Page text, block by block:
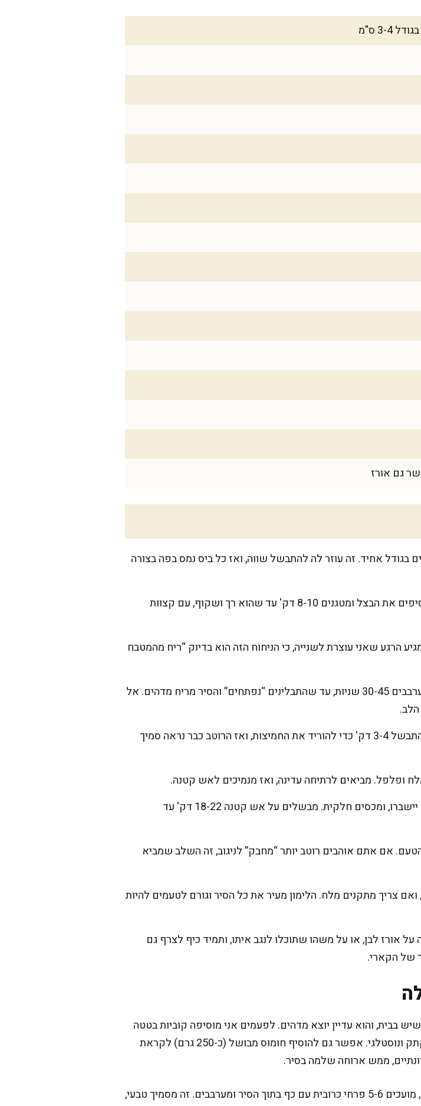
בגודל אחיד. זה עוזר לה להתבשל שווה, ואז כל ביס נמס בפה בצורה
מחממים סיר רחב על אש בינונית ומוסיפים שמן זית. מוסיפים את הבצל ומטגנים 8-10 דק' עד שהוא רך ושקוף, עם קצוות
1 דק' בלבד. כאן תמיד מגיע הרגע שאני עוצרת לשנייה, כי הניחוח הזה הוא בדיוק “ריח מהמטבח
מוסיפים את התבלינים: קארי, כורכום, פפריקה וכמון. מערבבים 30-45 שניות, עד שהתבלינים “נפתחים” והסיר מריח מדהים. אל
מוסיפים עגבניות מרוסקות ומערבבים טוב. נותנים לזה להתבשל 3-4 דק' כדי להוריד את החמיצות, ואז הרוטב כבר נראה סמיך
ופלפל. מביאים לרתיחה עדינה, ואז מנמיכים לאש קטנה.
מוסיפים את פרחי הכרובית, מערבבים בעדינות כדי שלא יישברו, ומכסים חלקית. מבשלים על אש קטנה 18-22 דק' עד
לרוטב להסמיך עוד 5-8 דק' לפי הטעם. אם אתם אוהבים רוטב יותר “מחבק” לניגוב, זה השלב שמביא
צריך מתקנים מלח. הלימון מעיר את כל הסיר וגורם לטעמים להיות
אורז לבן, או על משהו שתוכלו לנגב איתו, ותמיד כיף לצרף גם
של הקארי.
והוא עדיין יוצא מדהים. לפעמים אני מוסיפה קוביות בטטה
(כ-300 גרם) יחד עם הכרובית, ואז מתקבל תבשיל יותר מתקתק ונוסטלגי. אפשר גם להוסיף חומוס מבושל (כ-250 גרם) לקראת
ממש ארוחה שלמה בסיר.
סוד קטן מהמטבח שלי: אם אתם רוצים רוטב סמיך בלי קמח, מועכים 5-6 פרחי כרובית עם כף בתוך הסיר ומערבבים. זה מסמיך טבעי,